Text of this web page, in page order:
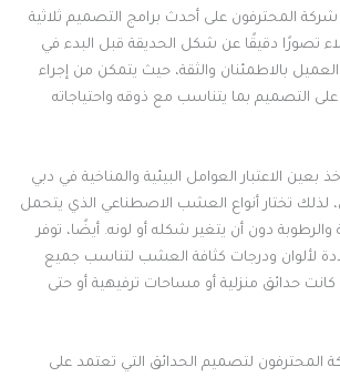
المحترفون على أحدث برامج التصميم ثلاثية
تصورًا دقيقًا عن شكل الحديقة قبل البدء في
بالاطمئنان والثقة، حيث يتمكن من إجراء
على التصميم بما يتناسب مع ذوقه واحتياجاته
بعين الاعتبار العوامل البيئية والمناخية في دبي
لذلك تختار أنواع العشب الاصطناعي الذي يتحمل
والرطوبة دون أن يتغير شكله أو لونه. أيضًا، توفر
لألوان ودرجات كثافة العشب لتناسب جميع
حدائق منزلية أو مساحات ترفيهية أو حتى
المحترفون لتصميم الحدائق التي تعتمد على